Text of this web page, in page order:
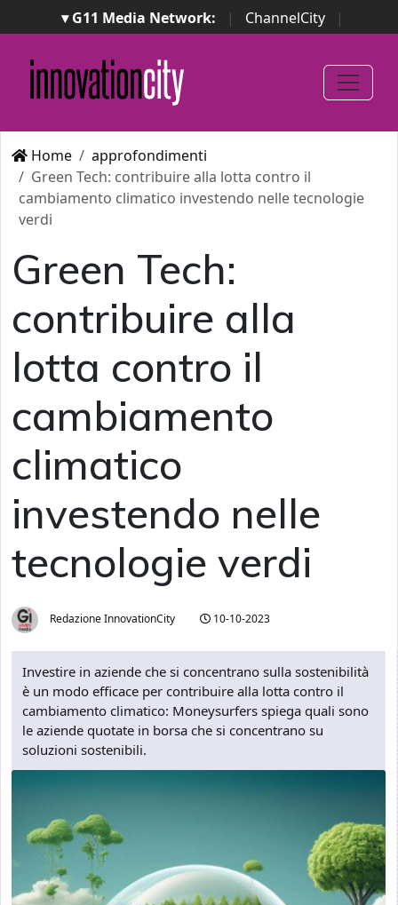
▾ G11 Media Network: | ChannelCity
|
ImpresaCity | SecurityOpenLab | Italian Channel
Awards
Italian Project Awards
Italian Security
Awards
Home
approfondimenti
Green Tech: contribuire alla lotta contro il
cambiamento climatico investendo nelle tecnologie
verdi
Green Tech:
contribuire alla
lotta contro il
cambiamento
climatico
investendo nelle
tecnologie verdi
Redazione InnovationCity 10-10-2023
Investire in aziende che si concentrano sulla sostenibilità
è un modo efficace per contribuire alla lotta contro il
cambiamento climatico: Moneysurfers spiega quali sono
le aziende quotate in borsa che si concentrano su
soluzioni sostenibili.